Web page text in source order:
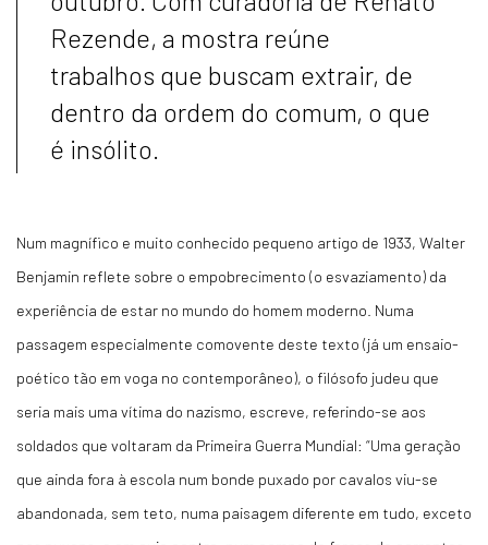
Rezende, a mostra reúne
trabalhos que buscam extrair, de
dentro da ordem do comum, o que
é insólito.
Num magnífico e muito conhecido pequeno artigo de 1933, Walter
Benjamin reflete sobre o empobrecimento (o esvaziamento) da
experiência de estar no mundo do homem moderno. Numa
passagem especialmente comovente deste texto (já um ensaio-
poético tão em voga no contemporâneo), o filósofo judeu que
seria mais uma vítima do nazismo, escreve, referindo-se aos
soldados que voltaram da Primeira Guerra Mundial: “Uma geração
que ainda fora à escola num bonde puxado por cavalos viu-se
abandonada, sem teto, numa paisagem diferente em tudo, exceto